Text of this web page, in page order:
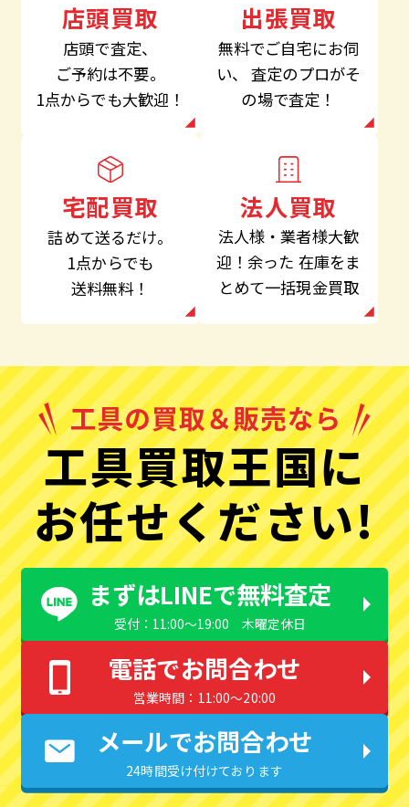
店頭買取
店頭で査定、
ご予約は不要。
1点からでも大歓迎！
出張買取
無料でご自宅にお伺
い、
査定のプロがそ
の場で査定！
宅配買取
詰めて送るだけ。
1点からでも
送料無料！
法人買取
法人様・業者様大歓
迎！余った 在庫をま
とめて一括現金買取
工具買取王国に
お任せください!
まずはLINEで無料査定
受付：11:00〜19:00 木曜定休日
電話でお問合わせ
営業時間：11:00〜20:00
メールでお問合わせ
24時間受け付けております